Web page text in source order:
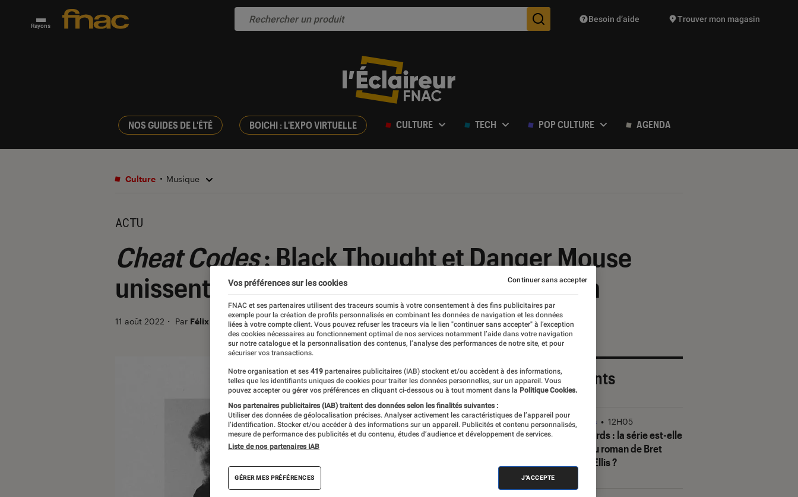
Rayons Des suggestions de produits vont vous être proposées
Besoin d’aide Trouver mon magasin
NOS GUIDES DE L'ÉTÉ BOICHI : L'EXPO VIRTUELLE CULTURE TECH POP CULTURE AGENDA
Culture Musique
ACTU
Cheat Codes: Black Thought et Danger Mouse
unissent leurs forces sur un album commun
11 août 2022 ・ Par Félix Tardieu
Les plus récents
The Shards: la série est-elle
fidèle au roman de Bret
Easton Ellis ?
Séries • 12H05
Vos préférences sur les cookies
FNAC et ses partenaires utilisent des traceurs soumis à votre consentement à des fins publicitaires par
exemple pour la création de profils personnalisés en combinant les données de navigation et les données
liées à votre compte client. Vous pouvez refuser les traceurs via le lien "continuer sans accepter" à l’exception
des cookies nécessaires au fonctionnement optimal de nos services notamment l’aide dans votre navigation
sur notre catalogue et la personnalisation des contenus, l’analyse des performances de notre site, et pour
sécuriser vos transactions.
Notre organisation et ses 419 partenaires publicitaires (IAB) stockent et/ou accèdent à des informations,
telles que les identifiants uniques de cookies pour traiter les données personnelles, sur un appareil. Vous
pouvez accepter ou gérer vos préférences en cliquant ci-dessous ou à tout moment dans la Politique Cookies.
Nos partenaires publicitaires (IAB) traitent des données selon les finalités suivantes :
Utiliser des données de géolocalisation précises. Analyser activement les caractéristiques de l’appareil pour
l’identification. Stocker et/ou accéder à des informations sur un appareil. Publicités et contenu personnalisés,
mesure de performance des publicités et du contenu, études d’audience et développement de services.
Liste de nos partenaires IAB
GÉRER MES PRÉFÉRENCES J'ACCEPTE
Continuer sans accepter